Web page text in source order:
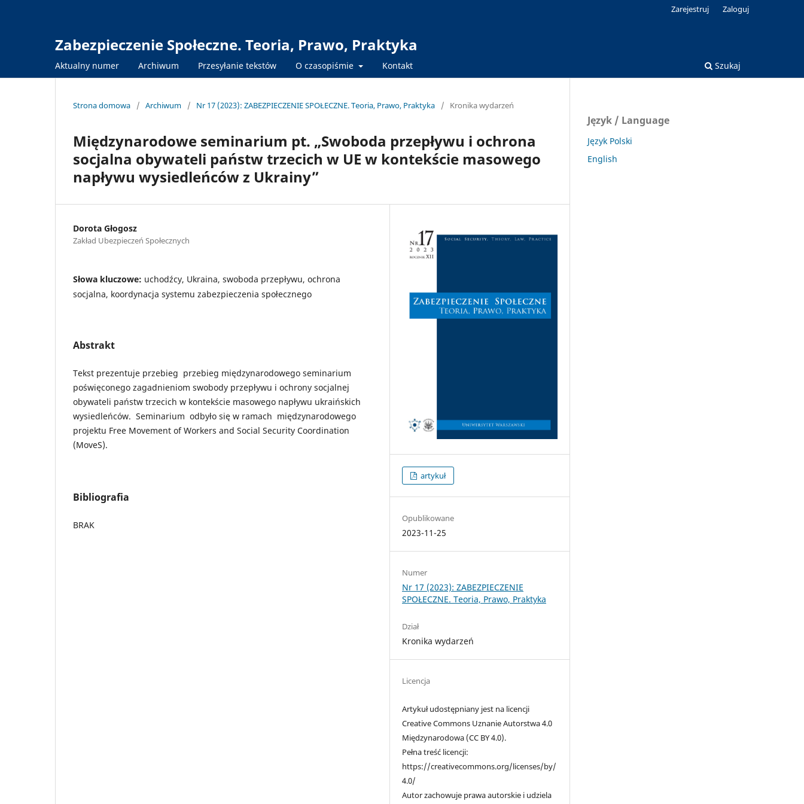
Zabezpieczenie Społeczne. Teoria, Prawo, Praktyka
Aktualny numer Archiwum Przesyłanie tekstów O czasopiśmie Kontakt Szukaj
Zarejestruj Zaloguj
Strona domowa / Archiwum / Nr 17 (2023): ZABEZPIECZENIE SPOŁECZNE. Teoria, Prawo, Praktyka / Kronika wydarzeń
Międzynarodowe seminarium pt. „Swoboda przepływu i ochrona
socjalna obywateli państw trzecich w UE w kontekście masowego
napływu wysiedleńców z Ukrainy”
Dorota Głogosz
Zakład Ubezpieczeń Społecznych
Słowa kluczowe: uchodźcy, Ukraina, swoboda przepływu, ochrona
socjalna, koordynacja systemu zabezpieczenia społecznego
Abstrakt
Tekst prezentuje przebieg przebieg międzynarodowego seminarium
poświęconego zagadnieniom swobody przepływu i ochrony socjalnej
obywateli państw trzecich w kontekście masowego napływu ukraińskich
wysiedleńców. Seminarium odbyło się w ramach międzynarodowego
projektu Free Movement of Workers and Social Security Coordination
(MoveS).
Bibliografia
BRAK
artykuł
Opublikowane
2023-11-25
Numer
Nr 17 (2023): ZABEZPIECZENIE
SPOŁECZNE. Teoria, Prawo, Praktyka
Dział
Kronika wydarzeń
Licencja
Artykuł udostępniany jest na licencji
Creative Commons Uznanie Autorstwa 4.0
Międzynarodowa (CC BY 4.0).
Pełna treść licencji:
https://creativecommons.org/licenses/by/
4.0/
Autor zachowuje prawa autorskie i udziela
Język / Language
Język Polski
English